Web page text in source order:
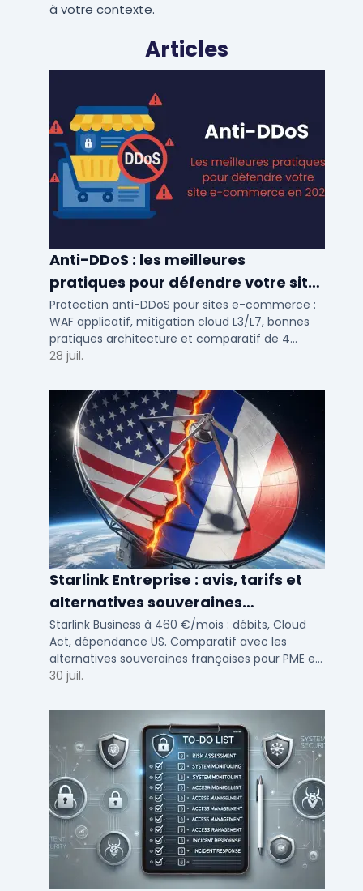
à votre contexte.
Articles
Anti-DDoS : les meilleures
pratiques pour défendre votre site
e-commerce en 2025
Protection anti-DDoS pour sites e-commerce :
WAF applicatif, mitigation cloud L3/L7, bonnes
pratiques architecture et comparatif de 4
solutions testees par des DSI en 2025.
28 juil.
Starlink Entreprise : avis, tarifs et
alternatives souveraines
françaises 2026
Starlink Business à 460 €/mois : débits, Cloud
Act, dépendance US. Comparatif avec les
alternatives souveraines françaises pour PME et
ETI multi-sites. Avis terrain et critères de choix
30 juil.